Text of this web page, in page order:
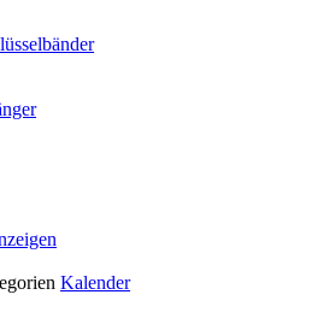
Kalender